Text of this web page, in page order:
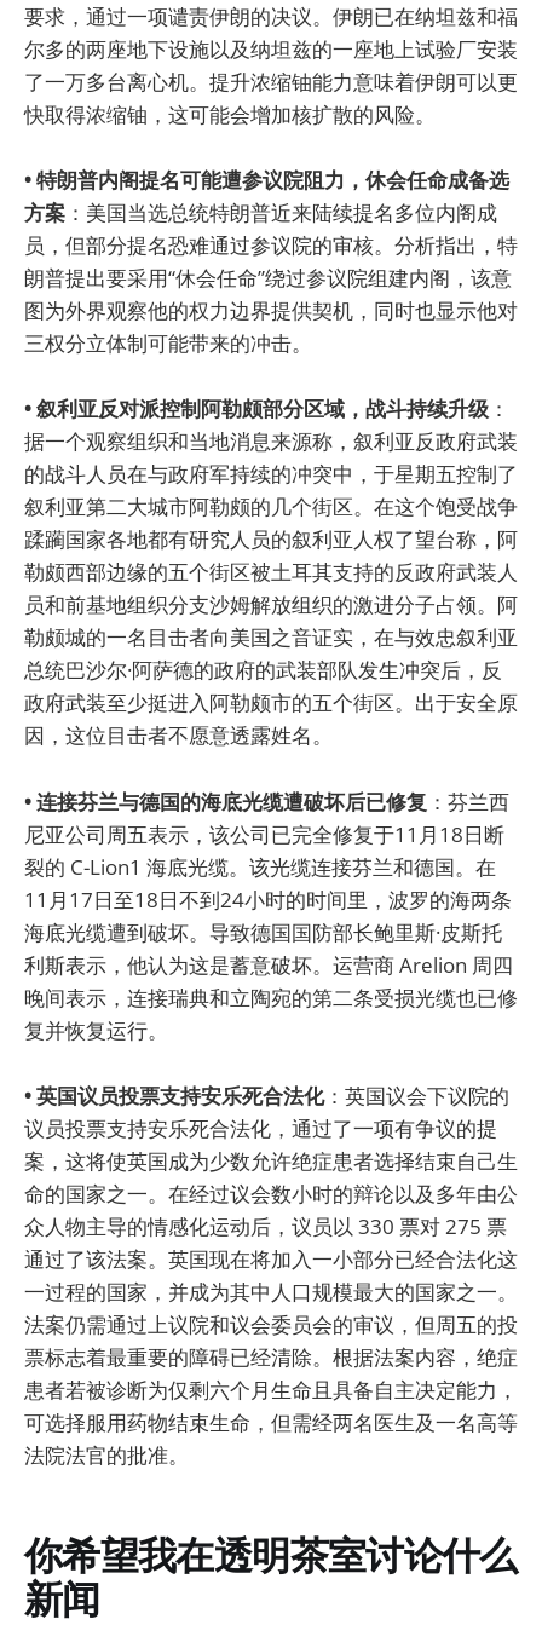
要求，通过一项谴责伊朗的决议。伊朗已在纳坦兹和福
尔多的两座地下设施以及纳坦兹的一座地上试验厂安装
了一万多台离心机。提升浓缩铀能力意味着伊朗可以更
快取得浓缩铀，这可能会增加核扩散的风险。
• 特朗普内阁提名可能遭参议院阻力，休会任命成备选
方案 ：美国当选总统特朗普近来陆续提名多位内阁成
员，但部分提名恐难通过参议院的审核。分析指出，特
朗普提出要采用“休会任命”绕过参议院组建内阁，该意
图为外界观察他的权力边界提供契机，同时也显示他对
三权分立体制可能带来的冲击。
• 叙利亚反对派控制阿勒颇部分区域，战斗持续升级 ：
据一个观察组织和当地消息来源称，叙利亚反政府武装
的战斗人员在与政府军持续的冲突中，于星期五控制了
叙利亚第二大城市阿勒颇的几个街区。在这个饱受战争
蹂躏国家各地都有研究人员的叙利亚人权了望台称，阿
勒颇西部边缘的五个街区被土耳其支持的反政府武装人
员和前基地组织分支沙姆解放组织的激进分子占领。阿
勒颇城的一名目击者向美国之音证实，在与效忠叙利亚
总统巴沙尔·阿萨德的政府的武装部队发生冲突后，反
政府武装至少挺进入阿勒颇市的五个街区。出于安全原
因，这位目击者不愿意透露姓名。
• 连接芬兰与德国的海底光缆遭破坏后已修复 ：芬兰西
尼亚公司周五表示，该公司已完全修复于11月18日断
裂的 C-Lion1 海底光缆。该光缆连接芬兰和德国。在
11月17日至18日不到24小时的时间里，波罗的海两条
海底光缆遭到破坏。导致德国国防部长鲍里斯·皮斯托
利斯表示，他认为这是蓄意破坏。运营商 Arelion 周四
晚间表示，连接瑞典和立陶宛的第二条受损光缆也已修
复并恢复运行。
• 英国议员投票支持安乐死合法化：英国议会下议院的
议员投票支持安乐死合法化，通过了一项有争议的提
案，这将使英国成为少数允许绝症患者选择结束自己生
命的国家之一。在经过议会数小时的辩论以及多年由公
众人物主导的情感化运动后，议员以 330 票对 275 票
通过了该法案。英国现在将加入一小部分已经合法化这
一过程的国家，并成为其中人口规模最大的国家之一。
法案仍需通过上议院和议会委员会的审议，但周五的投
票标志着最重要的障碍已经清除。根据法案内容，绝症
患者若被诊断为仅剩六个月生命且具备自主决定能力，
可选择服用药物结束生命，但需经两名医生及一名高等
法院法官的批准。
你希望我在透明茶室讨论什么
新闻